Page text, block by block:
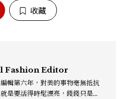
收藏
Fashion Editor
輯第六年，對美的事物毫無抵抗
是要活得時髦漂亮，錢錢只是變